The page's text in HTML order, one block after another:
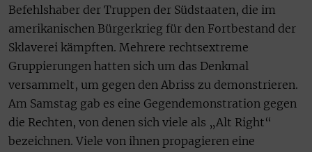
Befehlshaber der Truppen der Südstaaten, die im
amerikanischen Bürgerkrieg für den Fortbestand der
Sklaverei kämpften. Mehrere rechtsextreme
Gruppierungen hatten sich um das Denkmal
versammelt, um gegen den Abriss zu demonstrieren.
Am Samstag gab es eine Gegendemonstration gegen
die Rechten, von denen sich viele als „Alt Right“
bezeichnen. Viele von ihnen propagieren eine